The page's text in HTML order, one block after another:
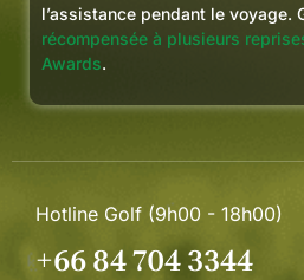
l’assistance pendant le voyage.
récompensée à plusieurs
Awards.
Hotline Golf (9h00 - 18h00)
+66 84 704 3344